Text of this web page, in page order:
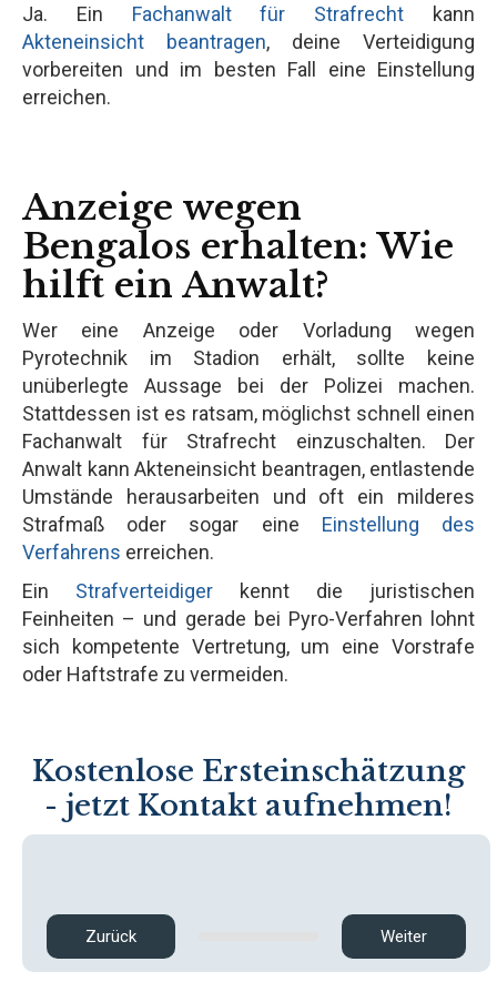
Ja. Ein Fachanwalt für Strafrecht kann
Akteneinsicht beantragen, deine Verteidigung
vorbereiten und im besten Fall eine Einstellung
erreichen.
Anzeige wegen
Bengalos erhalten: Wie
hilft ein Anwalt?
Wer eine Anzeige oder Vorladung wegen
Pyrotechnik im Stadion erhält, sollte keine
unüberlegte Aussage bei der Polizei machen.
Stattdessen ist es ratsam, möglichst schnell einen
Fachanwalt für Strafrecht einzuschalten. Der
Anwalt kann Akteneinsicht beantragen, entlastende
Umstände herausarbeiten und oft ein milderes
Strafmaß oder sogar eine Einstellung des
Verfahrens erreichen.
Ein Strafverteidiger kennt die juristischen
Feinheiten – und gerade bei Pyro-Verfahren lohnt
sich kompetente Vertretung, um eine Vorstrafe
oder Haftstrafe zu vermeiden.
Kostenlose Ersteinschätzung
- jetzt Kontakt aufnehmen!
Zurück Weiter